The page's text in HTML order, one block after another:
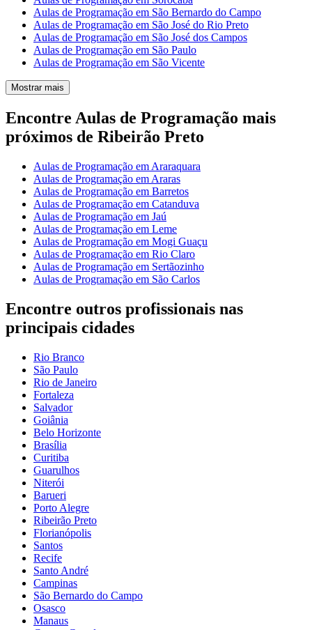
Aulas de Programação em São Bernardo do Campo
Aulas de Programação em São José do Rio Preto
Aulas de Programação em São José dos Campos
Aulas de Programação em São Paulo
Aulas de Programação em São Vicente
Mostrar mais
Encontre Aulas de Programação mais
próximos de Ribeirão Preto
Aulas de Programação em Araraquara
Aulas de Programação em Araras
Aulas de Programação em Barretos
Aulas de Programação em Catanduva
Aulas de Programação em Jaú
Aulas de Programação em Leme
Aulas de Programação em Mogi Guaçu
Aulas de Programação em Rio Claro
Aulas de Programação em Sertãozinho
Aulas de Programação em São Carlos
Encontre outros profissionais nas
principais cidades
Rio Branco
São Paulo
Rio de Janeiro
Fortaleza
Salvador
Goiânia
Belo Horizonte
Brasília
Curitiba
Guarulhos
Niterói
Barueri
Porto Alegre
Ribeirão Preto
Florianópolis
Santos
Recife
Santo André
Campinas
São Bernardo do Campo
Osasco
Manaus